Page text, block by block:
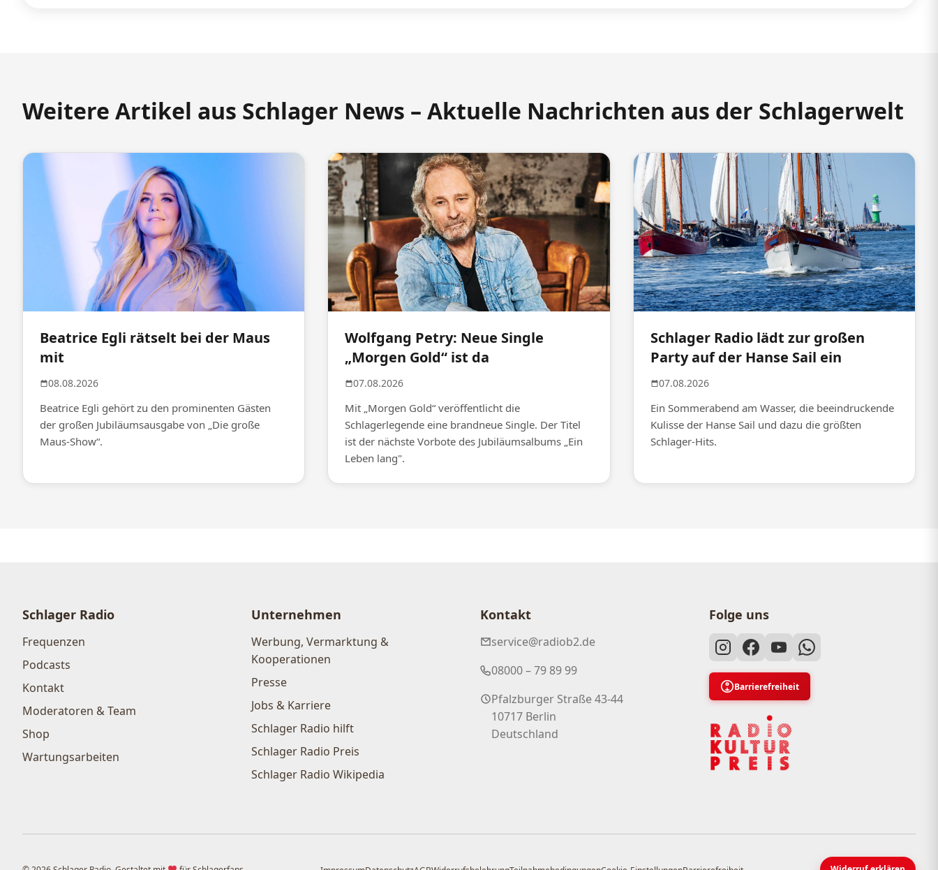
Weitere Artikel aus Schlager News – Aktuelle Nachrichten aus der Schlagerwelt
Beatrice Egli rätselt bei der Maus
mit
08.08.2026
Beatrice Egli gehört zu den prominenten Gästen
der großen Jubiläumsausgabe von „Die große
Maus-Show“.
Wolfgang Petry: Neue Single
„Morgen Gold“ ist da
07.08.2026
Mit „Morgen Gold“ veröffentlicht die
Schlagerlegende eine brandneue Single. Der Titel
ist der nächste Vorbote des Jubiläumsalbums „Ein
Leben lang".
Schlager Radio lädt zur großen
Party auf der Hanse Sail ein
07.08.2026
Ein Sommerabend am Wasser, die beeindruckende
Kulisse der Hanse Sail und dazu die größten
Schlager-Hits.
Schlager Radio
Frequenzen
Podcasts
Kontakt
Moderatoren & Team
Shop
Wartungsarbeiten
Unternehmen
Werbung, Vermarktung &
Kooperationen
Presse
Jobs & Karriere
Schlager Radio hilft
Schlager Radio Preis
Schlager Radio Wikipedia
Kontakt
service@radiob2.de
08000 – 79 89 99
Pfalzburger Straße 43-44
10717 Berlin
Deutschland
Folge uns
Barrierefreiheit